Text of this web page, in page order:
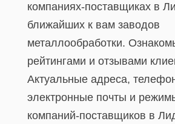
компаниях-поставщиках в
ближайших к вам заводов
металлообработки.
рейтингами и отзывами
Актуальные адреса,
электронные почты и
компаний-поставщиков в